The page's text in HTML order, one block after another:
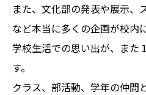
また、文化部の発表や展示、
など本当に多くの企画が校内
学校生活での思い出が、また
す。
クラス、部活動、学年の仲間